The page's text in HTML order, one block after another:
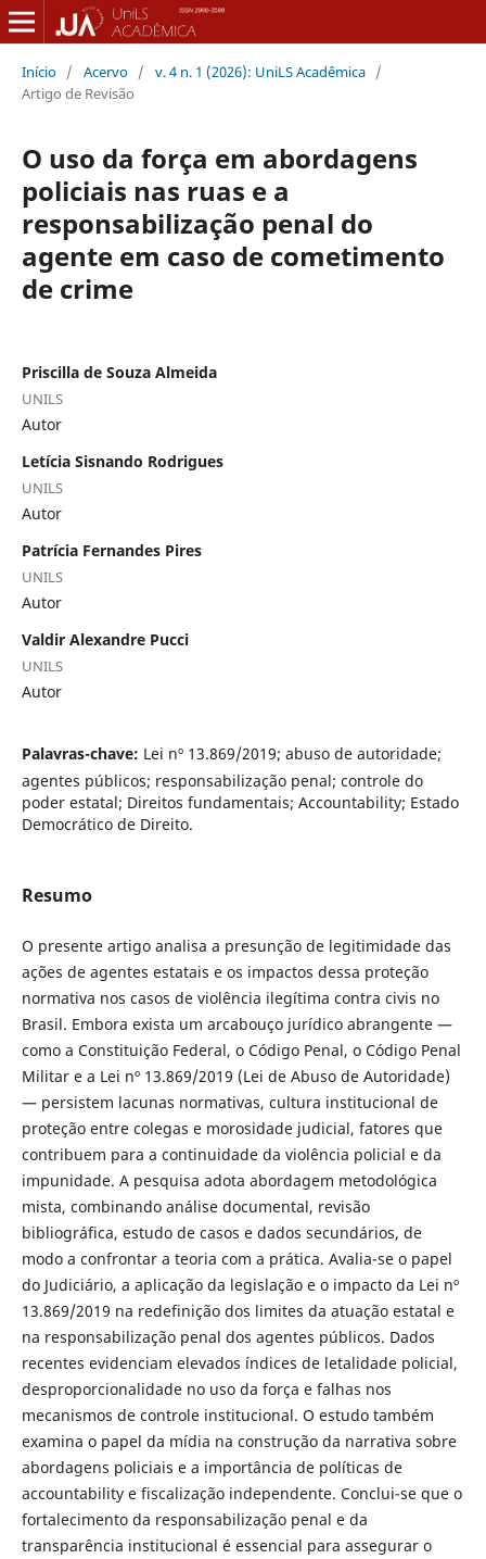
Início / Acervo / v. 4 n. 1 (2026): UniLS Acadêmica /
Artigo de Revisão
O uso da força em abordagens
policiais nas ruas e a
responsabilização penal do
agente em caso de cometimento
de crime
Priscilla de Souza Almeida
UNILS
Autor
Letícia Sisnando Rodrigues
UNILS
Autor
Patrícia Fernandes Pires
UNILS
Autor
Valdir Alexandre Pucci
UNILS
Autor
Palavras-chave: Lei nº 13.869/2019; abuso de autoridade;
agentes públicos; responsabilização penal; controle do
poder estatal; Direitos fundamentais; Accountability; Estado
Democrático de Direito.
Resumo
O presente artigo analisa a presunção de legitimidade das
ações de agentes estatais e os impactos dessa proteção
normativa nos casos de violência ilegítima contra civis no
Brasil. Embora exista um arcabouço jurídico abrangente —
como a Constituição Federal, o Código Penal, o Código Penal
Militar e a Lei nº 13.869/2019 (Lei de Abuso de Autoridade)
— persistem lacunas normativas, cultura institucional de
proteção entre colegas e morosidade judicial, fatores que
contribuem para a continuidade da violência policial e da
impunidade. A pesquisa adota abordagem metodológica
mista, combinando análise documental, revisão
bibliográfica, estudo de casos e dados secundários, de
modo a confrontar a teoria com a prática. Avalia-se o papel
do Judiciário, a aplicação da legislação e o impacto da Lei nº
13.869/2019 na redefinição dos limites da atuação estatal e
na responsabilização penal dos agentes públicos. Dados
recentes evidenciam elevados índices de letalidade policial,
desproporcionalidade no uso da força e falhas nos
mecanismos de controle institucional. O estudo também
examina o papel da mídia na construção da narrativa sobre
abordagens policiais e a importância de políticas de
accountability e fiscalização independente. Conclui-se que o
fortalecimento da responsabilização penal e da
transparência institucional é essencial para assegurar o